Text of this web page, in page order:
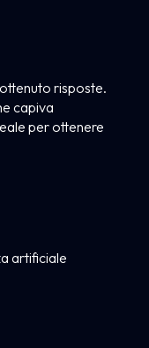
risposte.
capiva
per ottenere
artificiale